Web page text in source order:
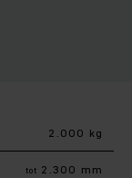
2.000 kg
tot 2.300 mm